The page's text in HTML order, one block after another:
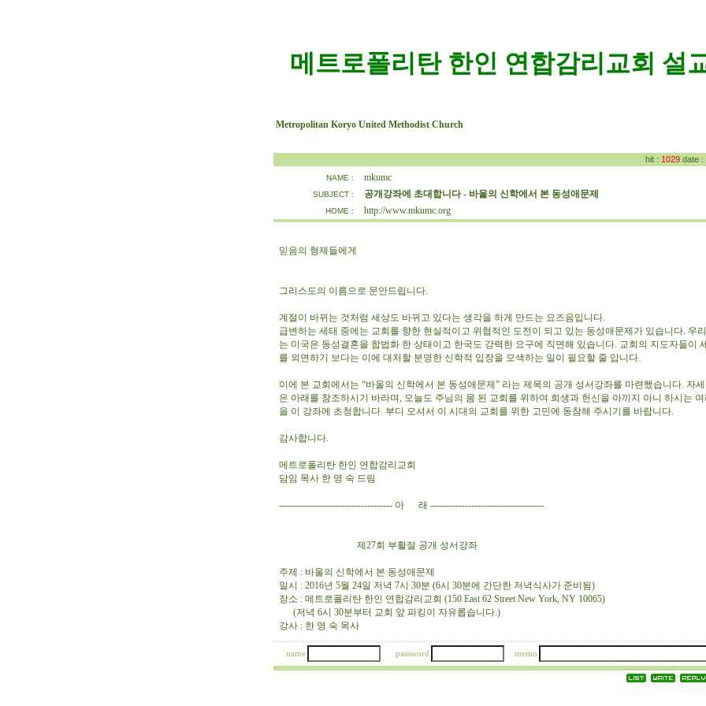
메트로폴리탄 한인 연합감리교회 설
Metropolitan Koryo United Methodist Church
hit : 1029 date :
NAME : mkumc
SUBJECT : 공개강좌에 초대합니다 - 바울의 신학에서 본 동성애문제
HOME : http://www.mkumc.org
믿음의 형제들에게
그리스도의 이름으로 문안드립니다.
계절이 바뀌는 것처럼 세상도 바뀌고 있다는 생각을 하게 만드는 요즈음입니다.
급변하는 세태 중에는 교회를 향한 현실적이고 위협적인 도전이 되고 있는 동성애문제가 있습니다. 우
는 미국은 동성결혼을 합법화 한 상태이고 한국도 강력한 요구에 직면해 있습니다. 교회의 지도자들이
를 외면하기 보다는 이에 대처할 분명한 신학적 입장을 모색하는 일이 필요할 줄 압니다.
이에 본 교회에서는 “바울의 신학에서 본 동성애문제” 라는 제목의 공개 성서강좌를 마련했습니다. 자
은 아래를 참조하시기 바라며, 오늘도 주님의 몸 된 교회를 위하여 희생과 헌신을 아끼지 아니 하시는 여
을 이 강좌에 초청합니다. 부디 오셔서 이 시대의 교회를 위한 고민에 동참해 주시기를 바랍니다.
감사합니다.
메트로폴리탄 한인 연합감리교회
담임 목사 한 영 숙 드림
------------------------------------ 아 래 ------------------------------------
제27회 부활절 공개 성서강좌
주제 : 바울의 신학에서 본 동성애문제
일시 : 2016년 5월 24일 저녁 7시 30분 (6시 30분에 간단한 저녁식사가 준비됨)
장소 : 메트로폴리탄 한인 연합감리교회 (150 East 62 Street New York, NY 10065)
(저녁 6시 30분부터 교회 앞 파킹이 자유롭습니다.)
강사 : 한 영 숙 목사
name password memo